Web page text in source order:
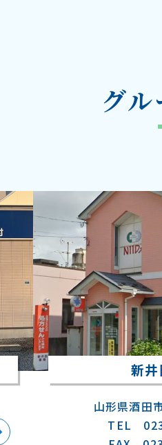
グ
新
山形県酒田
TEL